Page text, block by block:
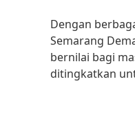
Dengan
Semarang
bernilai bagi
ditingkatkan